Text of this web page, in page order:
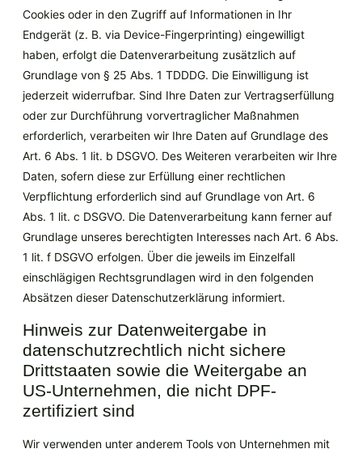
Cookies oder in den Zugriff auf Informationen in Ihr
Endgerät (z. B. via Device-Fingerprinting) eingewilligt
haben, erfolgt die Datenverarbeitung zusätzlich auf
Grundlage von § 25 Abs. 1 TDDDG. Die Einwilligung ist
jederzeit widerrufbar. Sind Ihre Daten zur Vertragserfüllung
oder zur Durchführung vorvertraglicher Maßnahmen
erforderlich, verarbeiten wir Ihre Daten auf Grundlage des
Art. 6 Abs. 1 lit. b DSGVO. Des Weiteren verarbeiten wir Ihre
Daten, sofern diese zur Erfüllung einer rechtlichen
Verpflichtung erforderlich sind auf Grundlage von Art. 6
Abs. 1 lit. c DSGVO. Die Datenverarbeitung kann ferner auf
Grundlage unseres berechtigten Interesses nach Art. 6 Abs.
1 lit. f DSGVO erfolgen. Über die jeweils im Einzelfall
einschlägigen Rechtsgrundlagen wird in den folgenden
Absätzen dieser Datenschutzerklärung informiert.
Hinweis zur Datenweitergabe in
datenschutzrechtlich nicht sichere
Drittstaaten sowie die Weitergabe an
US-Unternehmen, die nicht DPF-
zertifiziert sind
Wir verwenden unter anderem Tools von Unternehmen mit